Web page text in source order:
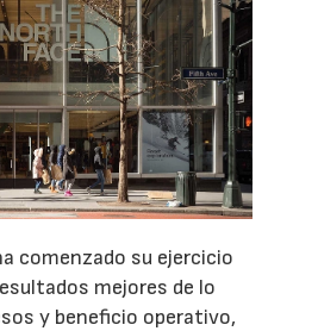
comenzado su ejercicio
mejores de lo
y beneficio operativo,